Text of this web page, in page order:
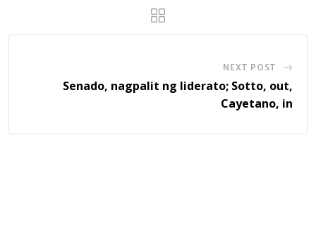
NEXT POST
Senado, nagpalit ng liderato; Sotto, out,
Cayetano, in